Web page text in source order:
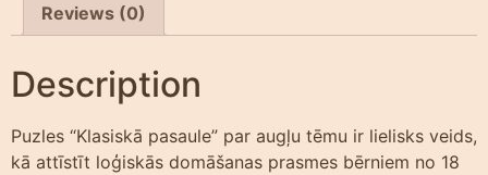
Reviews (0)
Description
Puzles “Klasiskā pasaule” par augļu tēmu ir lielisks veids,
kā attīstīt loģiskās domāšanas prasmes bērniem no 18